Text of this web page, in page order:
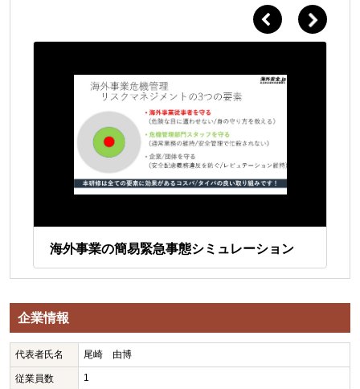
海外事業の簡易緊急事態シミュレーション
企業情報
代表者氏名 尾崎 由博
従業員数 1